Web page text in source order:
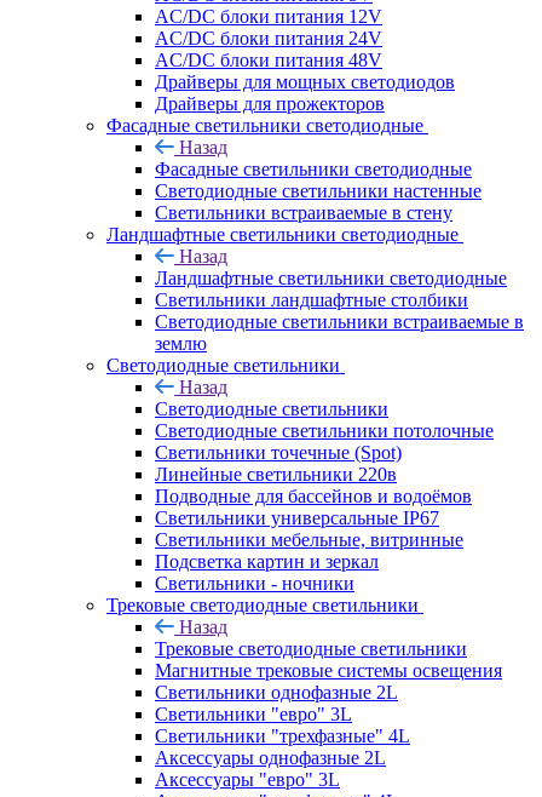
AC/DC блоки питания 12V
AC/DC блоки питания 24V
AC/DC блоки питания 48V
Драйверы для мощных светодиодов
Драйверы для прожекторов
Фасадные светильники светодиодные
Назад
Фасадные светильники светодиодные
Светодиодные светильники настенные
Светильники встраиваемые в стену
Ландшафтные светильники светодиодные
Назад
Ландшафтные светильники светодиодные
Светильники ландшафтные столбики
Светодиодные светильники встраиваемые в
землю
Светодиодные светильники
Назад
Светодиодные светильники
Светодиодные светильники потолочные
Светильники точечные (Spot)
Линейные светильники 220в
Подводные для бассейнов и водоёмов
Светильники универсальные IP67
Светильники мебельные, витринные
Подсветка картин и зеркал
Светильники - ночники
Трековые светодиодные светильники
Назад
Трековые светодиодные светильники
Магнитные трековые системы освещения
Светильники однофазные 2L
Светильники "евро" 3L
Светильники "трехфазные" 4L
Аксессуары однофазные 2L
Аксессуары "евро" 3L